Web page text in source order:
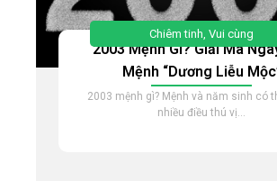
Chiêm tinh Vui cùng
2003 Mệnh Gì? Giải Mã
Mệnh “Dương Liễu
2003 mệnh gì? Mệnh và năm sinh có
nhiều điều thú vị...